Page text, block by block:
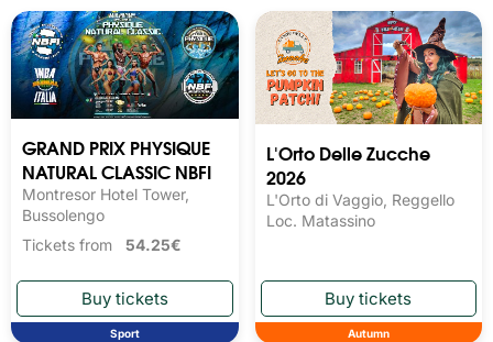
GRAND PRIX PHYSIQUE
NATURAL CLASSIC NBFI
Montresor Hotel Tower,
Bussolengo
Tickets from 54.25€
Sport
L'Orto Delle Zucche
2026
L'Orto di Vaggio, Reggello
Loc. Matassino
Autumn